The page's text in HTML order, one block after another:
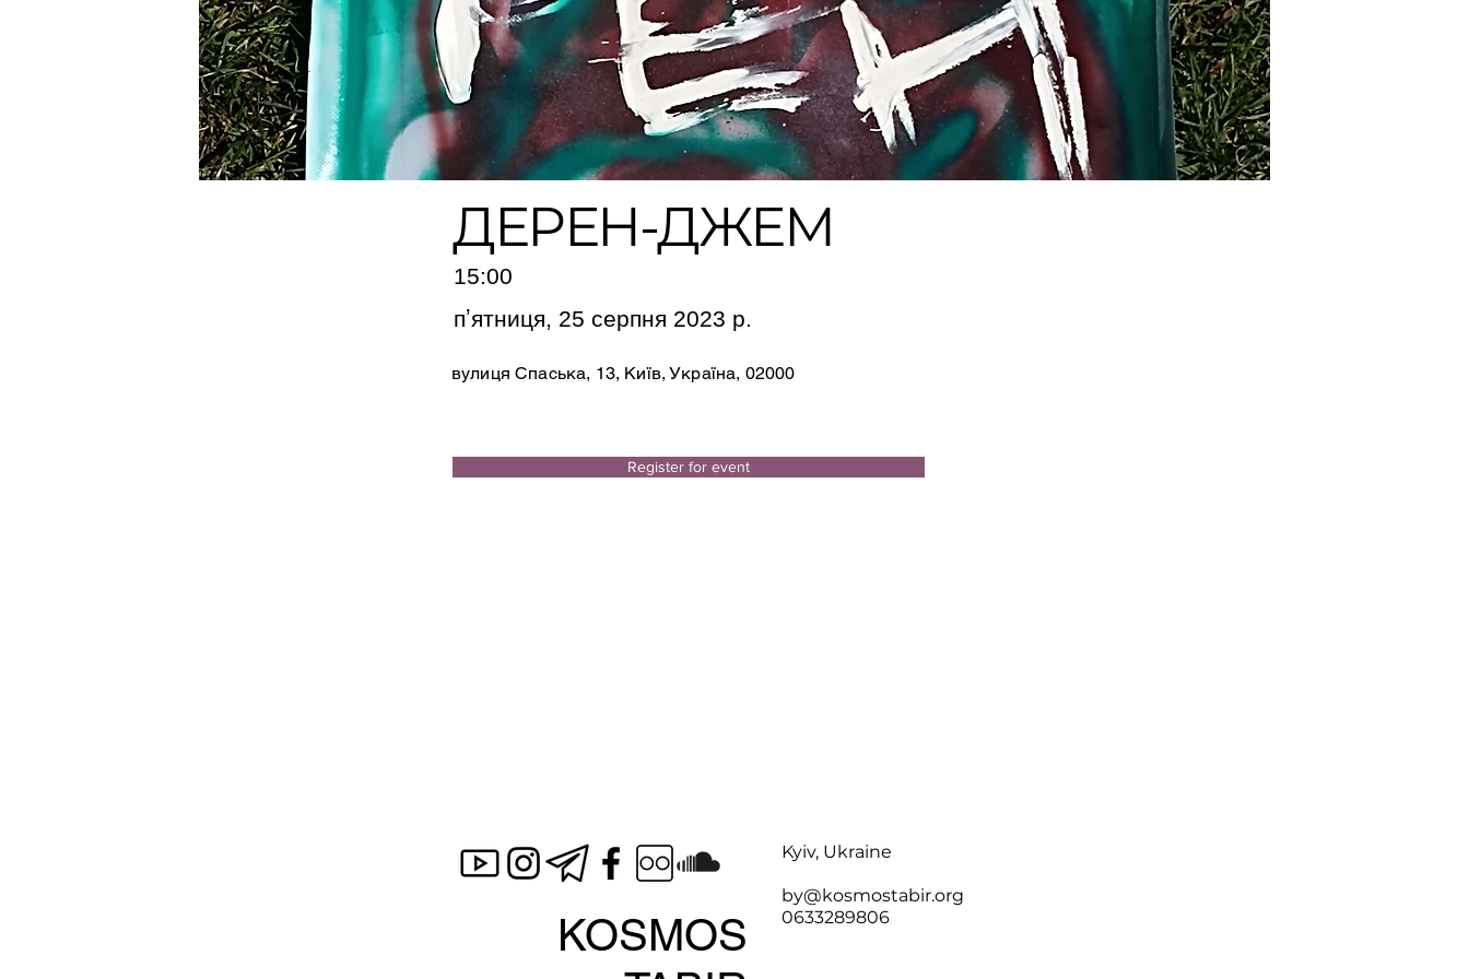
ДЕРЕН-ДЖЕМ
15:00
пʼятниця, 25 серпня 2023 р.
вулиця Спаська, 13, Київ, Україна, 02000
Register for event
KOSMOS
Kyiv, Ukraine
by@kosmostabir.org
0633289806